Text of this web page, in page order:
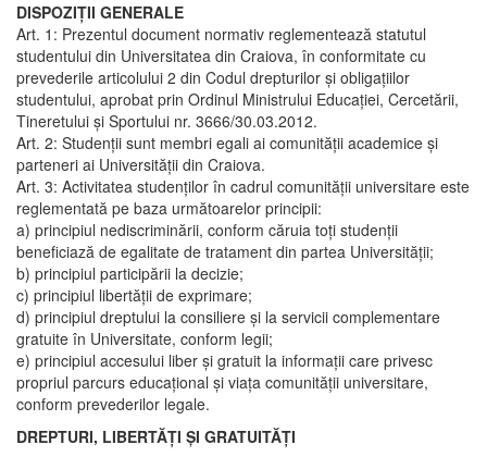
DISPOZIŢII GENERALE
Art. 1: Prezentul document normativ reglementează statutul
studentului din Universitatea din Craiova, în conformitate cu
prevederile articolului 2 din Codul drepturilor şi obligaţiilor
studentului, aprobat prin Ordinul Ministrului Educaţiei, Cercetării,
Tineretului şi Sportului nr. 3666/30.03.2012.
Art. 2: Studenţii sunt membri egali ai comunităţii academice şi
parteneri ai Universităţii din Craiova.
Art. 3: Activitatea studenţilor în cadrul comunităţii universitare este
reglementată pe baza următoarelor principii:
a) principiul nediscriminării, conform căruia toţi studenţii
beneficiază de egalitate de tratament din partea Universităţii;
b) principiul participării la decizie;
c) principiul libertăţii de exprimare;
d) principiul dreptului la consiliere şi la servicii complementare
gratuite în Universitate, conform legii;
e) principiul accesului liber şi gratuit la informaţii care privesc
propriul parcurs educaţional şi viaţa comunităţii universitare,
conform prevederilor legale.
DREPTURI, LIBERTĂŢI ŞI GRATUITĂŢI